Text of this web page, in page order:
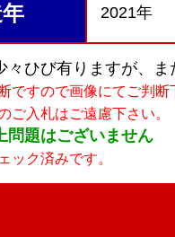
2021年
々ひび有りますが、ま
ですので画像にてご判断
ご入札はご遠慮下さい。
題はございません
ック済みです。